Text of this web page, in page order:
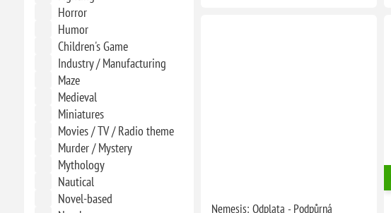
Horror
Humor
Children's Game
Industry / Manufacturing
Maze
Medieval
Miniatures
Movies / TV / Radio theme
Murder / Mystery
Mythology
Nautical
Novel-based
Nemesis: Odplata - Podpůrná